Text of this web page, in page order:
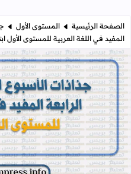
الصفحة الرئيسية المستوى الأول
المفيد في اللغة العربية للمستوى الأول